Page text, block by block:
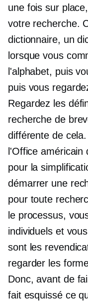
une fois sur
votre recherche.
dictionnaire, un
lorsque vous
l'alphabet, puis
puis vous
Regardez les
recherche de
différente de
l'Office
pour la
démarrer une
pour toute
le processus,
individuels et
sont les
regarder les
Donc, avant de
fait esquissé ce